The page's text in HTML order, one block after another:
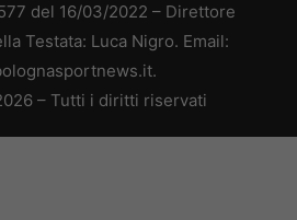
del 16/03/2022 – Direttore
Testata: Luca Nigro. Email:
– Tutti i diritti riservati